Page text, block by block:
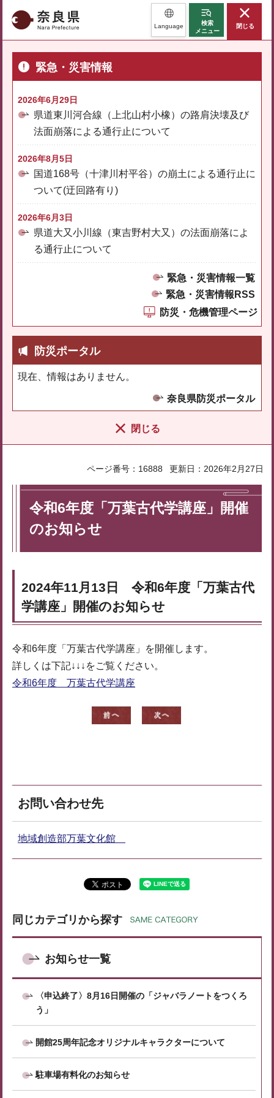
奈良県 Language
検索
メニュー
閉じる
緊急・災害情報
2026年6月29日
県道東川河合線（上北山村小橡）の路肩決壊及び
法面崩落による通行止について
2026年8月5日
国道168号（十津川村平谷）の崩土による通行止に
ついて(迂回路有り)
2026年6月3日
県道大又小川線（東吉野村大又）の法面崩落によ
る通行止について
緊急・災害情報一覧
緊急・災害情報RSS
防災・危機管理ページ
防災ポータル
現在、情報はありません。
奈良県防災ポータル
閉じる
ページ番号：16888 更新日：2026年2月27日
令和6年度「万葉古代学講座」開催
のお知らせ
2024年11月13日 令和6年度「万葉古代
学講座」開催のお知らせ
令和6年度「万葉古代学講座」を開催します。
詳しくは下記↓↓↓をご覧ください。
令和6年度 万葉古代学講座
お問い合わせ先
地域創造部万葉文化館
同じカテゴリから探す
お知らせ一覧
〈申込終了〉8月16日開催の「ジャバラノートをつくろ
う」
開館25周年記念オリジナルキャラクターについて
駐車場有料化のお知らせ